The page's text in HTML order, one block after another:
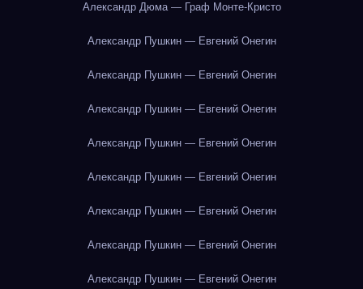
Александр Дюма — Граф Монте-Кристо
Александр Пушкин — Евгений Онегин
Александр Пушкин — Евгений Онегин
Александр Пушкин — Евгений Онегин
Александр Пушкин — Евгений Онегин
Александр Пушкин — Евгений Онегин
Александр Пушкин — Евгений Онегин
Александр Пушкин — Евгений Онегин
Александр Пушкин — Евгений Онегин